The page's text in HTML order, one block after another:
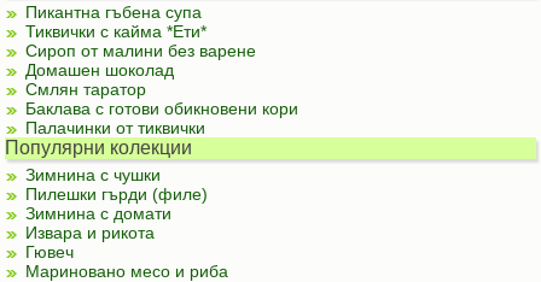
Пикантна гъбена супа
Тиквички с кайма *Ети*
Сироп от малини без варене
Домашен шоколад
Смлян таратор
Баклава с готови обикновени кори
Палачинки от тиквички
Популярни колекции
Зимнина с чушки
Пилешки гърди (филе)
Зимнина с домати
Извара и рикота
Гювеч
Мариновано месо и риба